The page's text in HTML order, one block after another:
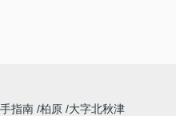
指南 柏原 大字北秋津